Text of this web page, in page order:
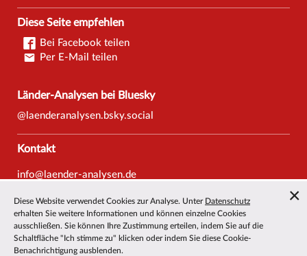
Diese Seite empfehlen
Bei Facebook teilen
Per E-Mail teilen
Länder-Analysen bei Bluesky
@laenderanalysen.bsky.social
Kontakt
info@laender-analysen.de
Fax: 0421/218-69607
Redaktionen
Wissenschaftliche Beiräte
Diese Website verwendet Cookies zur Analyse. Unter Datenschutz
erhalten Sie weitere Informationen und können einzelne Cookies
ausschließen. Sie können Ihre Zustimmung erteilen, indem Sie auf die
Schaltfläche "Ich stimme zu" klicken oder indem Sie diese Cookie-
Benachrichtigung ausblenden.